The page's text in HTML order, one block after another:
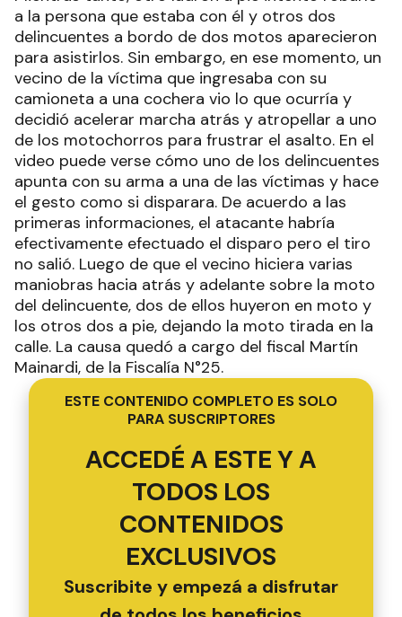
a la persona que estaba con él y otros dos
delincuentes a bordo de dos motos aparecieron
para asistirlos. Sin embargo, en ese momento, un
vecino de la víctima que ingresaba con su
camioneta a una cochera vio lo que ocurría y
decidió acelerar marcha atrás y atropellar a uno
de los motochorros para frustrar el asalto. En el
video puede verse cómo uno de los delincuentes
apunta con su arma a una de las víctimas y hace
el gesto como si disparara. De acuerdo a las
primeras informaciones, el atacante habría
efectivamente efectuado el disparo pero el tiro
no salió. Luego de que el vecino hiciera varias
maniobras hacia atrás y adelante sobre la moto
del delincuente, dos de ellos huyeron en moto y
los otros dos a pie, dejando la moto tirada en la
calle. La causa quedó a cargo del fiscal Martín
Mainardi, de la Fiscalía N°25.
ESTE CONTENIDO COMPLETO ES SOLO
PARA SUSCRIPTORES
ACCEDÉ A ESTE Y A
TODOS LOS
CONTENIDOS
EXCLUSIVOS
Suscribite y empezá a disfrutar